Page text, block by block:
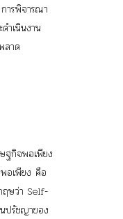
ารพิจารณา
ำเนินงาน
ลาด
ฐกิจพอเพียง
อเพียง คือ
ฤษว่า Self-
ปรัชญาของ